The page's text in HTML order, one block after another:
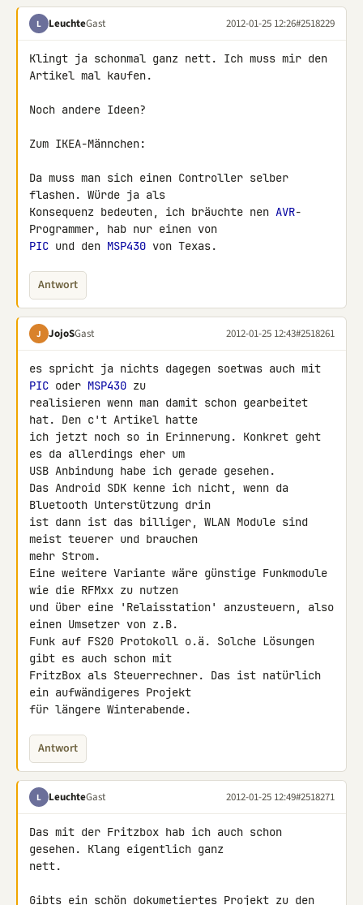
L LeuchteGast 2012-01-25 12:26#2518229
Klingt ja schonmal ganz nett. Ich muss mir den
Artikel mal kaufen.
Noch andere Ideen?
Zum IKEA-Männchen:
Da muss man sich einen Controller selber
flashen. Würde ja als
Konsequenz bedeuten, ich bräuchte nen AVR-
PIC und den MSP430 von Texas.
Antwort
J JojoSGast 2012-01-25 12:43#2518261
PIC oder MSP430 zu
realisieren wenn man damit schon gearbeitet
hat. Den c't Artikel hatte
ich jetzt noch so in Erinnerung. Konkret geht
es da allerdings eher um
USB Anbindung habe ich gerade gesehen.
Das Android SDK kenne ich nicht, wenn da
Bluetooth Unterstützung drin
ist dann ist das billiger, WLAN Module sind
meist teuerer und brauchen
mehr Strom.
Eine weitere Variante wäre günstige Funkmodule
wie die RFMxx zu nutzen
und über eine 'Relaisstation' anzusteuern, also
einen Umsetzer von z.B.
Funk auf FS20 Protokoll o.ä. Solche Lösungen
gibt es auch schon mit
FritzBox als Steuerrechner. Das ist natürlich
ein aufwändigeres Projekt
für längere Winterabende.
Antwort
L LeuchteGast 2012-01-25 12:49#2518271
Das mit der Fritzbox hab ich auch schon
gesehen. Klang eigentlich ganz
nett.
Gibts ein schön dokumetiertes Projekt zu den